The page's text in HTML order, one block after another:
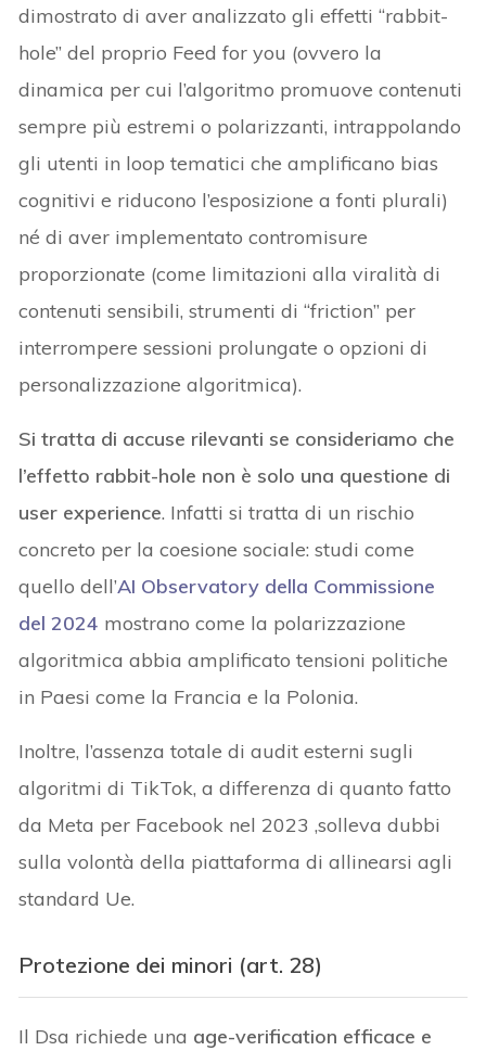
dimostrato di aver analizzato gli effetti “rabbit-
hole” del proprio Feed for you (ovvero la
dinamica per cui l’algoritmo promuove contenuti
sempre più estremi o polarizzanti, intrappolando
gli utenti in loop tematici che amplificano bias
cognitivi e riducono l’esposizione a fonti plurali)
né di aver implementato contromisure
proporzionate (come limitazioni alla viralità di
contenuti sensibili, strumenti di “friction” per
interrompere sessioni prolungate o opzioni di
personalizzazione algoritmica).
Si tratta di accuse rilevanti se consideriamo che
l’effetto rabbit-hole non è solo una questione di
user experience. Infatti si tratta di un rischio
concreto per la coesione sociale: studi come
quello dell’AI Observatory della Commissione
del 2024 mostrano come la polarizzazione
algoritmica abbia amplificato tensioni politiche
in Paesi come la Francia e la Polonia.
Inoltre, l’assenza totale di audit esterni sugli
algoritmi di TikTok, a differenza di quanto fatto
da Meta per Facebook nel 2023 ,solleva dubbi
sulla volontà della piattaforma di allinearsi agli
standard Ue.
Protezione dei minori (art. 28)
Il Dsa richiede una age-verification efficace e